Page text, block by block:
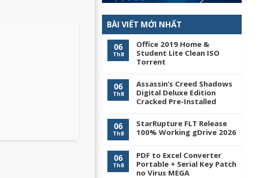
BÀI VIẾT MỚI NHẤT
06
Th8
Office 2019 Home &
Student Lite Clean ISO
Tоrrеnt
06
Th8
Assassin’s Creed Shadows
Digital Deluxe Edition
Cracked Pre-Installed
06
Th8
StarRupture FLT Release
100% Working gDrive 2026
06
Th8
PDF to Excel Converter
Portable + Serial Key Patch
no Virus MEGA